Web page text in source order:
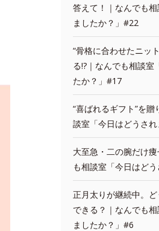
答えて！｜なんでも
ましたか？」#22
“骨格に合わせたニッ
る!?｜なんでも相談室
たか？」#17
“喜ばれるギフト”を
談室「今日はどうさ
大至急・二の腕だけ
も相談室「今日はど
正月太りが継続中。
できる？｜なんでも
ましたか？」#6